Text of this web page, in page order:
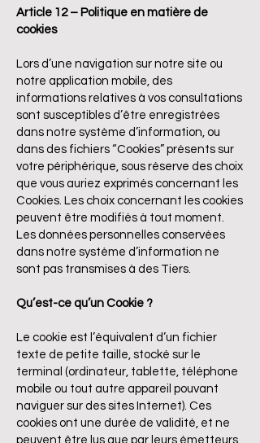
Article 12 – Politique en matière de
cookies
Lors d’une navigation sur notre site ou
notre application mobile, des
informations relatives à vos consultations
sont susceptibles d’être enregistrées
dans notre système d’information, ou
dans des fichiers “Cookies” présents sur
votre périphérique, sous réserve des choix
que vous auriez exprimés concernant les
Cookies. Les choix concernant les cookies
peuvent être modifiés à tout moment.
Les données personnelles conservées
dans notre système d’information ne
sont pas transmises à des Tiers.
Qu’est-ce qu’un Cookie ?
Le cookie est l’équivalent d’un fichier
texte de petite taille, stocké sur le
terminal (ordinateur, tablette, téléphone
mobile ou tout autre appareil pouvant
naviguer sur des sites Internet). Ces
cookies ont une durée de validité, et ne
peuvent être lus que par leurs émetteurs.